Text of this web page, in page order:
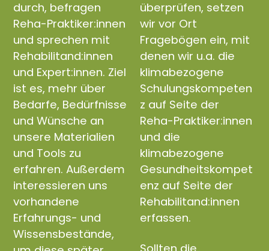
durch, befragen
Reha-Praktiker:innen
und sprechen mit
Rehabilitand:innen
und Expert:innen. Ziel
ist es, mehr über
Bedarfe, Bedürfnisse
und Wünsche an
unsere Materialien
und Tools zu
erfahren. Außerdem
interessieren uns
vorhandene
Erfahrungs- und
Wissensbestände,
überprüfen, setzen
wir vor Ort
Fragebögen ein, mit
denen wir u.a. die
klimabezogene
Schulungskompeten
z auf Seite der
Reha-Praktiker:innen
und die
klimabezogene
Gesundheitskompet
enz auf Seite der
Rehabilitand:innen
erfassen.